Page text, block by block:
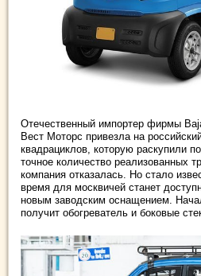
Отечественный импортер фирмы
Вест Моторс привезла на
квадрациклов, которую раскупили
точное количество реализованных
компания отказалась. Но стало
время для москвичей станет
новым заводским оснащением.
получит обогреватель и боковые